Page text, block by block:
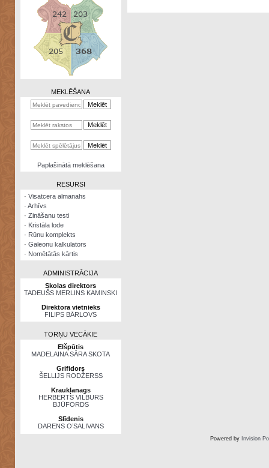
Zināšanu
kalkulators
Nomētātās
MEKLĒŠANA
Paplašinātā meklēšana
RESURSI
· Visatcera almanahs
· Arhīvs
· Zināšanu testi
· Kristāla lode
· Rūnu komplekts
· Galeonu kalkulators
· Nomētātās kārtis
ADMINISTRĀCIJA
Skolas direktors
TADEUŠS MERLINS KAMINSKI
Direktora vietnieks
FILIPS BĀRLOVS
TORŅU VECĀKIE
Elšpūtis
MADELAINA SĀRA SKOTA
Grifidors
ŠELLIJS RODŽERSS
Kraukļanags
HERBERTS VILBURS
BJŪFORDS
Slīdenis
DARENS O’SALIVANS
Powered by Invision